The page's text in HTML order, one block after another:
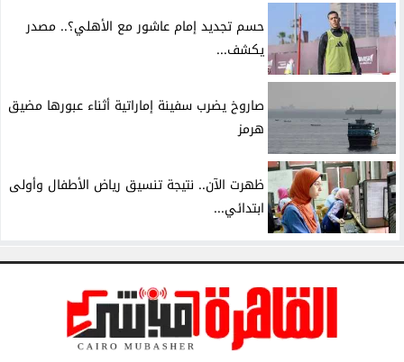
حسم تجديد إمام عاشور مع الأهلي؟.. مصدر
يكشف...
صاروخ يضرب سفينة إماراتية أثناء عبورها مضيق
هرمز
ظهرت الآن.. نتيجة تنسيق رياض الأطفال وأولى
ابتدائي...